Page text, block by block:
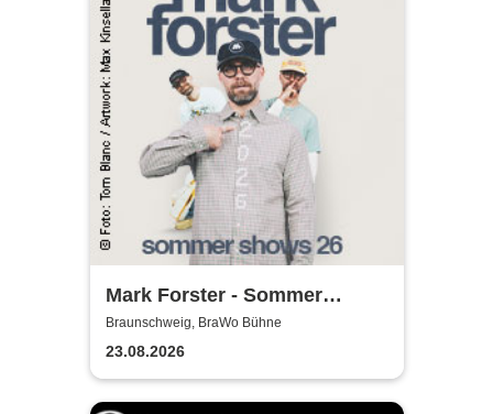
Mark Forster - Sommer
Shows 2026
Braunschweig, BraWo Bühne
23.08.2026